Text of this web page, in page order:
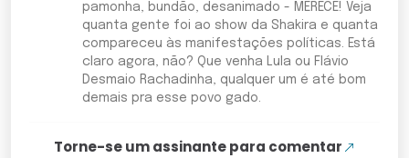
pamonha, bundão, desanimado - MERECE! Veja
quanta gente foi ao show da Shakira e quanta
compareceu às manifestações políticas. Está
claro agora, não? Que venha Lula ou Flávio
Desmaio Rachadinha, qualquer um é até bom
demais pra esse povo gado.
Torne-se um assinante para comentar